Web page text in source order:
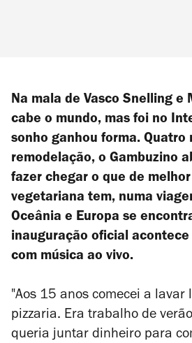
Na mala de Vasco Snelling e
cabe o mundo, mas foi no
sonho ganhou forma. Quatro
remodelação, o Gambuzino
fazer chegar o que de
vegetariana tem, numa
Oceânia e Europa se
inauguração oficial acontece
com música ao vivo.
"Aos 15 anos comecei a lavar
pizzaria. Era trabalho de
queria juntar dinheiro para